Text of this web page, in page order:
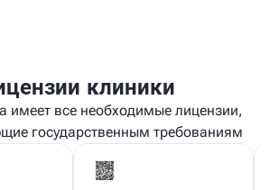
клиники
имеет все необходимые лицензии,
государственным требованиям